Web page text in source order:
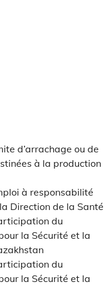
d’arrachage ou de
à la production
à responsabilité
Direction de la Santé
du
la Sécurité et la
du
la Sécurité et la